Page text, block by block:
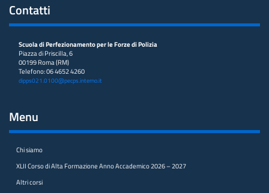
Contatti
Scuola di Perfezionamento per le Forze di Polizia
Piazza di Priscilla, 6
00199 Roma (RM)
Telefono: 06 4652 4260
dipps021.0100@pecps.interno.it
Menu
Chi siamo
XLII Corso di Alta Formazione Anno Accademico 2026 – 2027
Altri corsi